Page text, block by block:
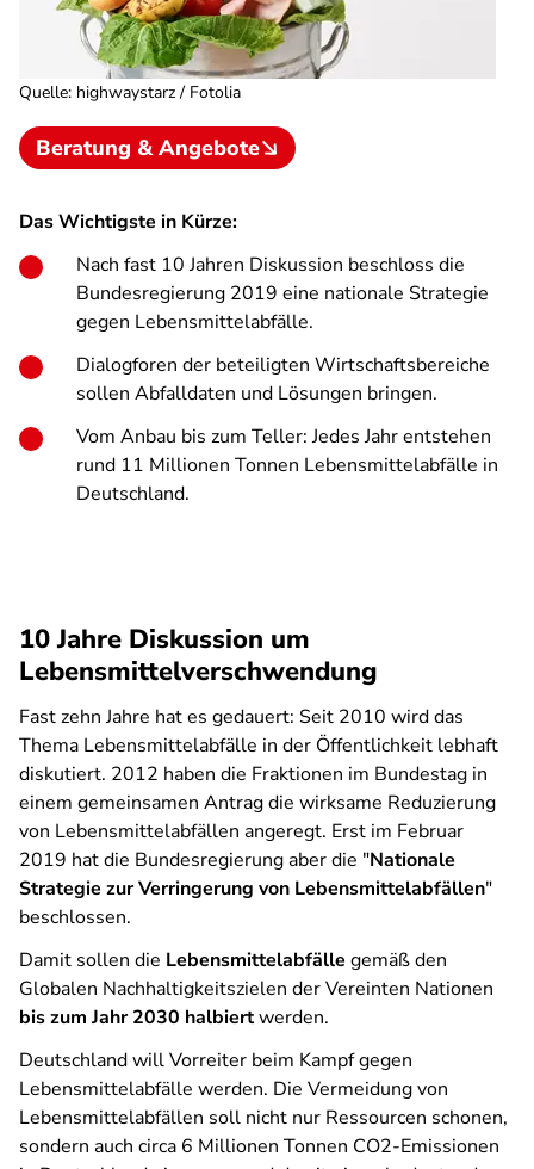
Quelle: highwaystarz / Fotolia
Beratung & Angebote
Das Wichtigste in Kürze:
Nach fast 10 Jahren Diskussion beschloss die
Bundesregierung 2019 eine nationale Strategie
gegen Lebensmittelabfälle.
Dialogforen der beteiligten Wirtschaftsbereiche
sollen Abfalldaten und Lösungen bringen.
Vom Anbau bis zum Teller: Jedes Jahr entstehen
rund 11 Millionen Tonnen Lebensmittelabfälle in
Deutschland.
10 Jahre Diskussion um
Lebensmittelverschwendung
Fast zehn Jahre hat es gedauert: Seit 2010 wird das
Thema Lebensmittelabfälle in der Öffentlichkeit lebhaft
diskutiert. 2012 haben die Fraktionen im Bundestag in
einem gemeinsamen Antrag die wirksame Reduzierung
von Lebensmittelabfällen angeregt. Erst im Februar
2019 hat die Bundesregierung aber die "Nationale
Strategie zur Verringerung von Lebensmittelabfällen"
beschlossen.
Damit sollen die Lebensmittelabfälle gemäß den
Globalen Nachhaltigkeitszielen der Vereinten Nationen
bis zum Jahr 2030 halbiertwerden.
Deutschland will Vorreiter beim Kampf gegen
Lebensmittelabfälle werden. Die Vermeidung von
Lebensmittelabfällen soll nicht nur Ressourcen schonen,
sondern auch circa 6 Millionen Tonnen CO2-Emissionen